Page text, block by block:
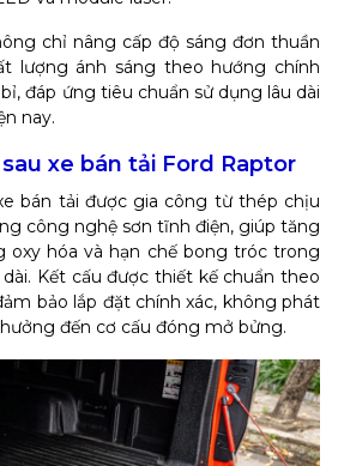
chỉ nâng cấp độ sáng đơn thuần
lượng ánh sáng theo hướng chính
đáp ứng tiêu chuẩn sử dụng lâu dài
nay.
xe bán tải Ford Raptor
bán tải được gia công từ thép chịu
công nghệ sơn tĩnh điện, giúp tăng
oxy hóa và hạn chế bong tróc trong
Kết cấu được thiết kế chuẩn theo
bảo lắp đặt chính xác, không phát
đến cơ cấu đóng mở bửng.